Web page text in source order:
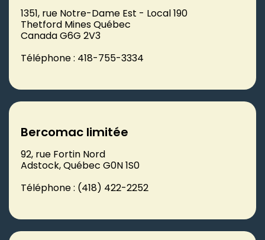
1351, rue Notre-Dame Est - Local 190
Thetford Mines Québec
Canada G6G 2V3
Téléphone : 418-755-3334
Bercomac limitée
92, rue Fortin Nord
Adstock, Québec G0N 1S0
Téléphone : (418) 422-2252